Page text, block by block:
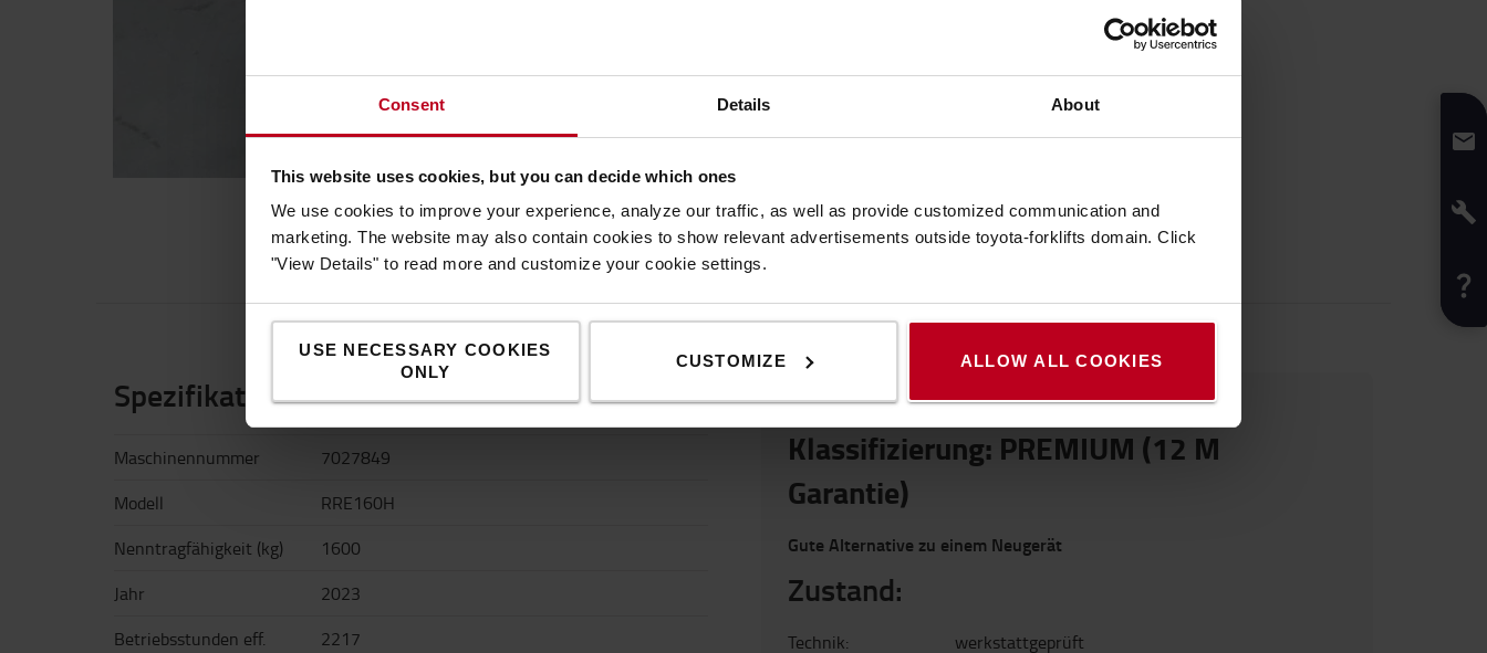
Consent Details About
This website uses cookies, but you can decide which ones
We use cookies to improve your experience, analyze our traffic, as well as provide customized communication and
marketing. The website may also contain cookies to show relevant advertisements outside toyota-forklifts domain. Click
"View Details" to read more and customize your cookie settings.
USE NECESSARY COOKIES
ONLY
CUSTOMIZE ALLOW ALL COOKIES
Spezifikationen BEDIENUNGSANLEITUNG
Maschinennummer
7027849
Modell
RRE160H
Nenntragfähigkeit (kg)
1600
Jahr
2023
Betriebsstunden eff.
2217
WANN MAN KAUFEN SOLLTE
Klassifizierung: PREMIUM (12 M
Garantie)
Gute Alternative zu einem Neugerät
Zustand:
Technik:
werkstattgeprüft